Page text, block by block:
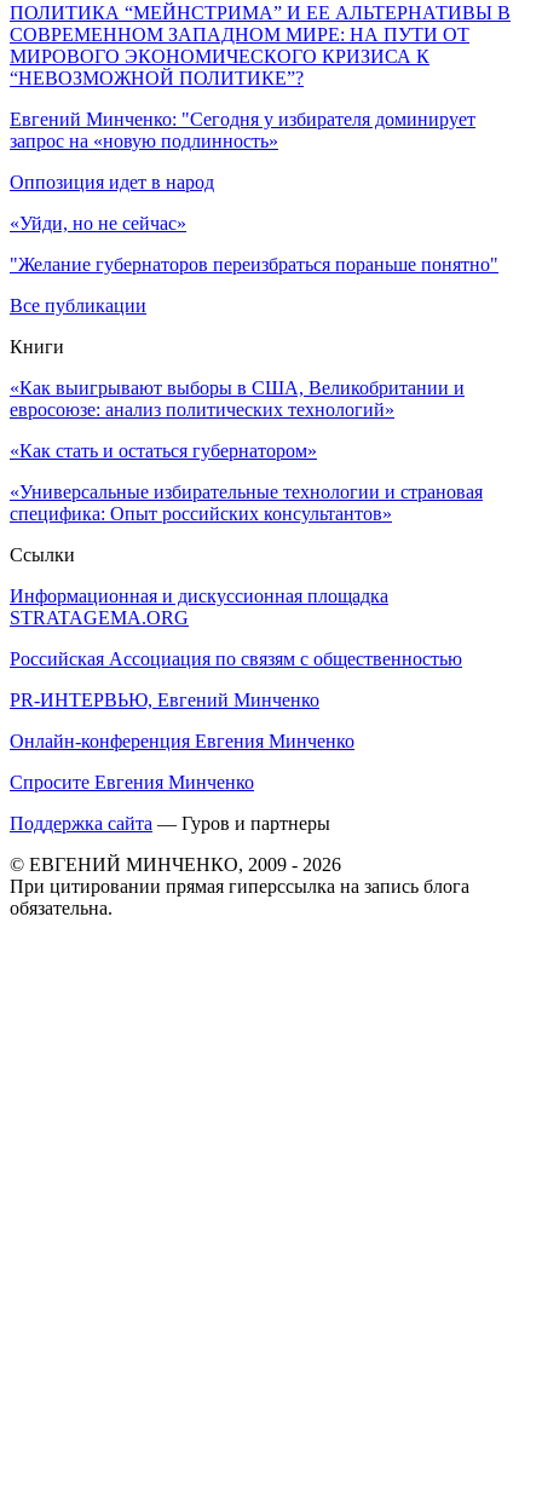
ПОЛИТИКА “МЕЙНСТРИМА” И ЕЕ АЛЬТЕРНАТИВЫ В
СОВРЕМЕННОМ ЗАПАДНОМ МИРЕ: НА ПУТИ ОТ
МИРОВОГО ЭКОНОМИЧЕСКОГО КРИЗИСА К
“НЕВОЗМОЖНОЙ ПОЛИТИКЕ”?
Евгений Минченко: "Сегодня у избирателя доминирует
запрос на «новую подлинность»
Оппозиция идет в народ
«Уйди, но не сейчас»
"Желание губернаторов переизбраться пораньше понятно"
Все публикации
Книги
«Как выигрывают выборы в США, Великобритании и
евросоюзе: анализ политических технологий»
«Как стать и остаться губернатором»
«Универсальные избирательные технологии и страновая
специфика: Опыт российских консультантов»
Ссылки
Информационная и дискуссионная площадка
STRATAGEMA.ORG
Российская Ассоциация по связям с общественностью
PR-ИНТЕРВЬЮ, Евгений Минченко
Онлайн-конференция Евгения Минченко
Спросите Евгения Минченко
Поддержка сайта — Гуров и партнеры
© ЕВГЕНИЙ МИНЧЕНКО, 2009 - 2026
При цитировании прямая гиперссылка на запись блога
обязательна.